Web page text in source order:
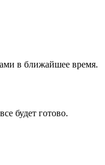
в ближайшее время.
будет готово.